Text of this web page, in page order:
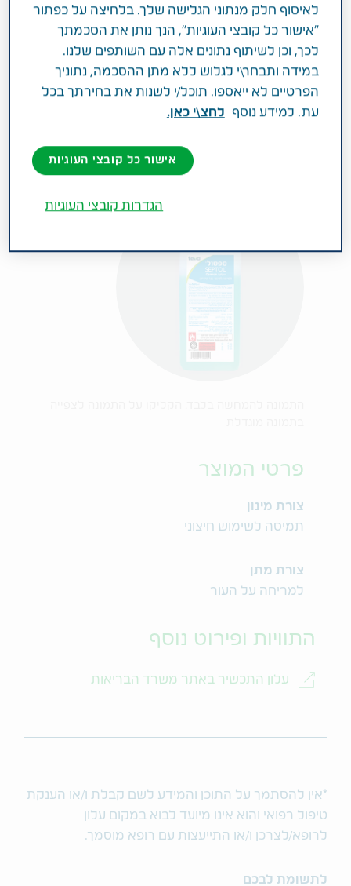
אחר
פעילות רפואית
תכשיר לחיטוי ידיים.
פרטי המוצר
צורת מינון
תמיסה לשימוש חיצוני
צורת מתן
למריחה על העור
התוויות ופירוט נוסף
עלון התכשיר באתר משרד הבריאות
*אין להסתמך על התוכן והמידע לשם קבלת ו/או הענקת
טיפול רפואי והוא אינו מיועד לבוא במקום עלון
לרופא/לצרכן ו/או התייעצות עם רופא מוסמך.
לתשומת לבכם
לאיסוף חלק מנתוני הגלישה שלך. בלחיצה על כפתור
"אישור כל קובצי העוגיות", הנך נותן את הסכמתך
לכך, וכן לשיתוף נתונים אלה עם השותפים שלנו.
במידה ותבחר\י לגלוש ללא מתן ההסכמה, נתוניך
הפרטיים לא ייאספו. תוכל/י לשנות את בחירתך בכל
עת. למידע נוסף
לחצ\י כאן.
אישור כל קובצי העוגיות
הגדרות קובצי העוגיות